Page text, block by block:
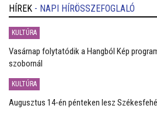
HÍREK - NAPI HÍRÖSSZEFOGLALÓ
KULTÚRA
Vasárnap folytatódik a Hangból Kép
szobornál
KULTÚRA
Augusztus 14-én pénteken lesz